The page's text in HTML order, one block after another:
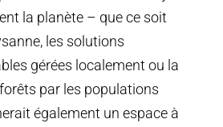
la planète – que ce soit
les solutions
gérées localement ou la
par les populations
également un espace à